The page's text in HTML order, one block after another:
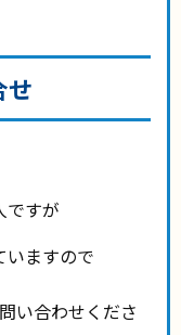
せ
ですが
いますので
い合わせくださ